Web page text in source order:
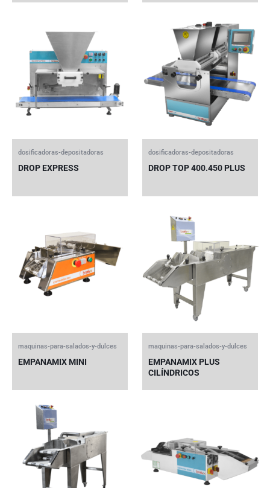
dosificadoras-depositadoras
DROP EXPRESS
dosificadoras-depositadoras
DROP TOP 400.450 PLUS
maquinas-para-salados-y-dulces
EMPANAMIX MINI
maquinas-para-salados-y-dulces
EMPANAMIX PLUS
CILÍNDRICOS